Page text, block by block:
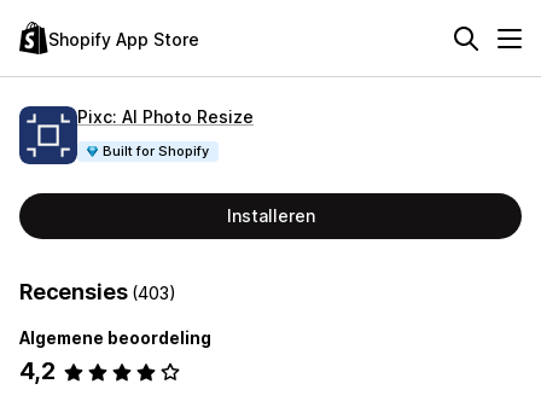
Shopify App Store
Pixc: AI Photo Resize
Built for Shopify
Installeren
Recensies (403)
Algemene beoordeling
4,2